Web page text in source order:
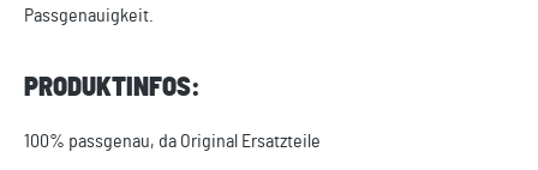
Passgenauigkeit.
PRODUKTINFOS:
100% passgenau, da Original Ersatzteile